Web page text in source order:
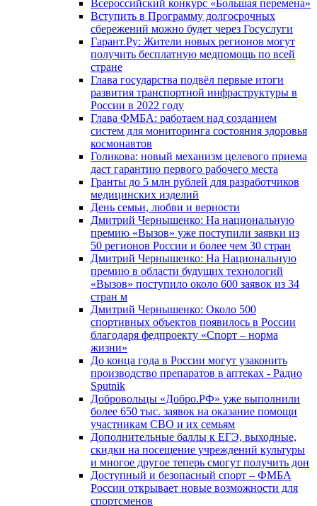
Всероссийский конкурс «Большая перемена»
Вступить в Программу долгосрочных
сбережений можно будет через Госуслуги
Гарант.Ру: Жители новых регионов могут
получить бесплатную медпомощь по всей
стране
Глава государства подвёл первые итоги
развития транспортной инфраструктуры в
России в 2022 году
Глава ФМБА: работаем над созданием
систем для мониторинга состояния здоровья
космонавтов
Голикова: новый механизм целевого приема
даст гарантию первого рабочего места
Гранты до 5 млн рублей для разработчиков
медицинских изделий
День семьи, любви и верности
Дмитрий Чернышенко: На национальную
премию «Вызов» уже поступили заявки из
50 регионов России и более чем 30 стран
Дмитрий Чернышенко: На Национальную
премию в области будущих технологий
«Вызов» поступило около 600 заявок из 34
стран м
Дмитрий Чернышенко: Около 500
спортивных объектов появилось в России
благодаря федпроекту «Спорт – норма
жизни»
До конца года в России могут узаконить
производство препаратов в аптеках - Радио
Sputnik
Добровольцы «Добро.РФ» уже выполнили
более 650 тыс. заявок на оказание помощи
участникам СВО и их семьям
Дополнительные баллы к ЕГЭ, выходные,
скидки на посещение учреждений культуры
и многое другое теперь смогут получить дон
Доступный и безопасный спорт – ФМБА
России открывает новые возможности для
спортсменов